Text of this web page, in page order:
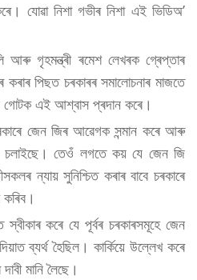
যোৱা নিশা গভীৰ নিশা এই ভিডিঅ’
আৰু গৃহমন্ত্ৰী ৰমেশ লেখৰক গ্ৰেপ্তাৰ
কৰাৰ পিছত চৰকাৰৰ সমালোচনাৰ মাজতে
গোটক এই আশ্বাস প্ৰদান কৰে।
জেন জিৰ আৱেগক সন্মান কৰে আৰু
চলাইছে। তেওঁ লগতে কয় যে জেন জি
ন্যায় সুনিশ্চিত কৰাৰ বাবে চৰকাৰে
স্বীকাৰ কৰে যে পূৰ্বৰ চৰকাৰসমূহে জেন
ব্যৰ্থ হৈছিল। কাৰ্কিয়ে উল্লেখ কৰে
মানি লৈছে।